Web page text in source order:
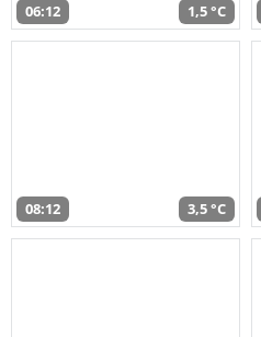
06:12 1,5 °C
08:12 3,5 °C